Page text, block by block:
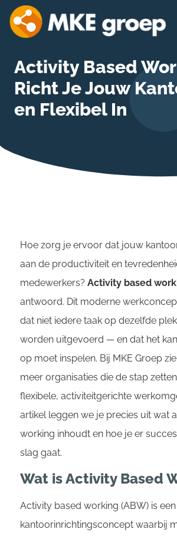
Activity Based
Richt Je Jouw
en Flexibel In
Hoe zorg je ervoor dat jouw
aan de productiviteit en
medewerkers? Activity based
antwoord. Dit moderne
dat niet iedere taak op dezelfde
worden uitgevoerd — en dat het
op moet inspelen. Bij MKE Groep
meer organisaties die de stap
flexibele, activiteitgerichte
artikel leggen we je precies uit wat
working inhoudt en hoe je er
slag gaat.
Wat is Activity Based
Activity based working (ABW) is een
kantoorinrichtingsconcept waarbij